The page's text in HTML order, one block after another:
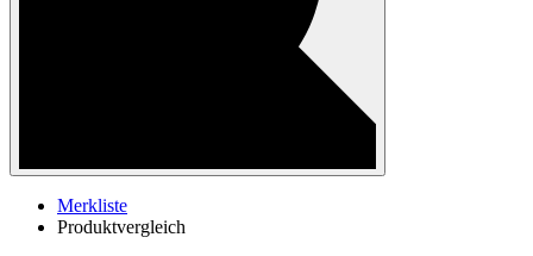
Merkliste
Produktvergleich